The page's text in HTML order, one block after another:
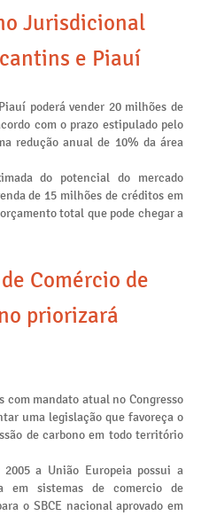
Jurisdicional
e Piauí
poderá vender 20 milhões de
com o prazo estipulado pelo
redução anual de 10% da área
do potencial do mercado
de 15 milhões de créditos em
total que pode chegar a
Comércio de
priorizará
com mandato atual no Congresso
uma legislação que favoreça o
de carbono em todo território
a União Europeia possui a
em sistemas de comercio de
o SBCE nacional aprovado em